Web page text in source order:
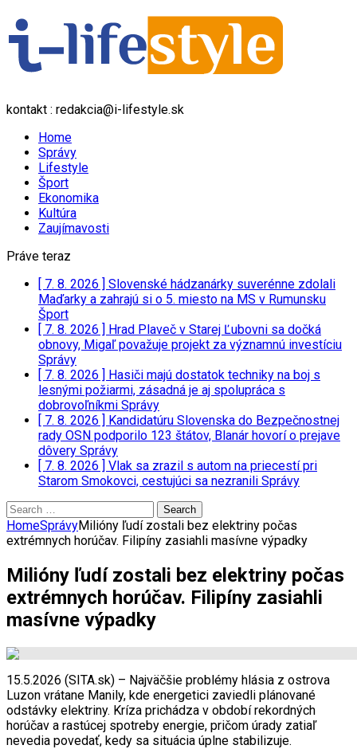
kontakt : redakcia@i-lifestyle.sk
Home
Správy
Lifestyle
Šport
Ekonomika
Kultúra
Zaujímavosti
Práve teraz
[ 7. 8. 2026 ] Slovenské hádzanárky suverénne zdolali
Maďarky a zahrajú si o 5. miesto na MS v Rumunsku
Šport
[ 7. 8. 2026 ] Hrad Plaveč v Starej Ľubovni sa dočká
obnovy, Migaľ považuje projekt za významnú investíciu
Správy
[ 7. 8. 2026 ] Hasiči majú dostatok techniky na boj s
lesnými požiarmi, zásadná je aj spolupráca s
dobrovoľníkmi Správy
[ 7. 8. 2026 ] Kandidatúru Slovenska do Bezpečnostnej
rady OSN podporilo 123 štátov, Blanár hovorí o prejave
dôvery Správy
[ 7. 8. 2026 ] Vlak sa zrazil s autom na priecestí pri
Starom Smokovci, cestujúci sa nezranili Správy
Search
for:
HomeSprávyMilióny ľudí zostali bez elektriny počas
extrémnych horúčav. Filipíny zasiahli masívne výpadky
Milióny ľudí zostali bez elektriny počas
extrémnych horúčav. Filipíny zasiahli
masívne výpadky
15.5.2026 (SITA.sk) – Najväčšie problémy hlásia z ostrova
Luzon vrátane Manily, kde energetici zaviedli plánované
odstávky elektriny. Kríza prichádza v období rekordných
horúčav a rastúcej spotreby energie, pričom úrady zatiaľ
nevedia povedať, kedy sa situácia úplne stabilizuje.